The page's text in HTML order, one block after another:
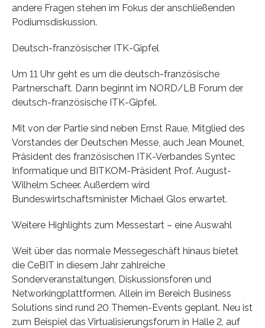
andere Fragen stehen im Fokus der anschließenden
Podiumsdiskussion.
Deutsch-französischer ITK-Gipfel
Um 11 Uhr geht es um die deutsch-französische
Partnerschaft. Dann beginnt im NORD/LB Forum der
deutsch-französische ITK-Gipfel.
Mit von der Partie sind neben Ernst Raue, Mitglied des
Vorstandes der Deutschen Messe, auch Jean Mounet,
Präsident des französischen ITK-Verbandes Syntec
Informatique und BITKOM-Präsident Prof. August-
Wilhelm Scheer. Außerdem wird
Bundeswirtschaftsminister Michael Glos erwartet.
Weitere Highlights zum Messestart – eine Auswahl
Weit über das normale Messegeschäft hinaus bietet
die CeBIT in diesem Jahr zahlreiche
Sonderveranstaltungen, Diskussionsforen und
Networkingplattformen. Allein im Bereich Business
Solutions sind rund 20 Themen-Events geplant. Neu ist
zum Beispiel das Virtualisierungsforum in Halle 2, auf